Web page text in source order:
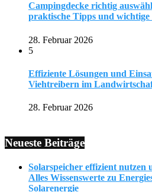
Campingdecke richtig
praktische Tipps und wichtige
28. Februar 2026
5
Effiziente Lösungen und
Viehtreibern im
28. Februar 2026
Neueste Beiträge
Solarspeicher effizient nutzen
Alles Wissenswerte zu
Solarenergie